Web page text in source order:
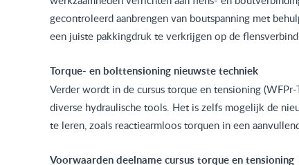
gecontroleerd aanbrengen van boutspanning met
een juiste pakkingdruk te verkrijgen op de
Torque- en bolttensioning nieuwste techniek
Verder wordt in de cursus torque en tensioning
diverse hydraulische tools. Het is zelfs mogelijk de
te leren, zoals reactiearmloos torquen in een
Voorwaarden deelname cursus torque en tensioning